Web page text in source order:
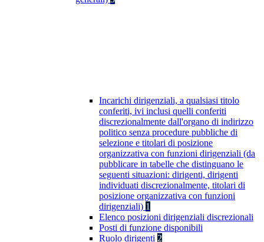
Incarichi dirigenziali, a qualsiasi titolo
conferiti, ivi inclusi quelli conferiti
discrezionalmente dall'organo di indirizzo
politico senza procedure pubbliche di
selezione e titolari di posizione
organizzativa con funzioni dirigenziali (da
pubblicare in tabelle che distinguano le
seguenti situazioni: dirigenti, dirigenti
individuati discrezionalmente, titolari di
posizione organizzativa con funzioni
dirigenziali) 1
Elenco posizioni dirigenziali discrezionali
Posti di funzione disponibili
Ruolo dirigenti 2